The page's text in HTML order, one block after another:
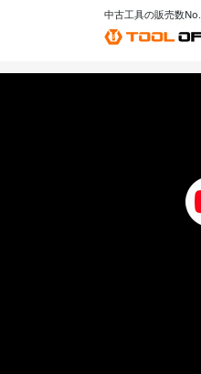
中古工具の販売数